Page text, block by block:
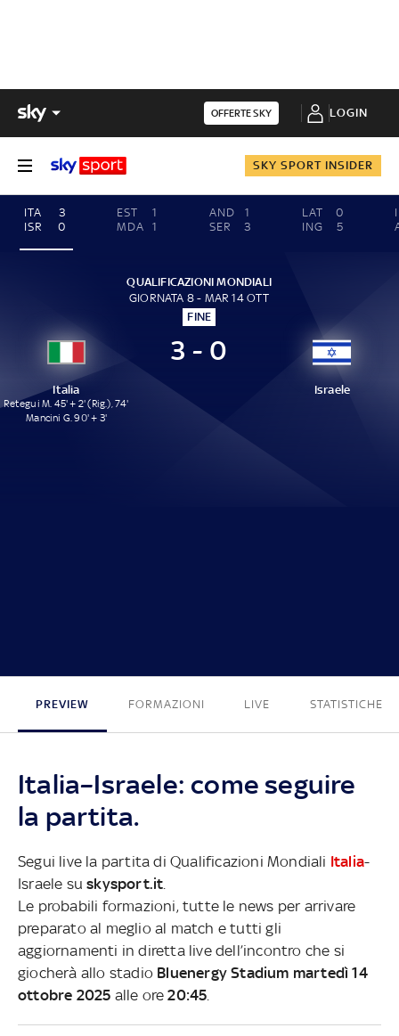
OFFERTE SKY LOGIN
SKY SPORT INSIDER
ITA
3
ISR
0
EST
1
MDA
1
AND
1
SER
3
LAT
0
ING
5
QUALIFICAZIONI MONDIALI
GIORNATA 8 - MAR 14 OTT
FINE
Italia
Retegui M. 45' + 2' (Rig.), 74'
Mancini G. 90' + 3'
3 - 0
Israele
PREVIEW FORMAZIONI LIVE STATISTICHE
Italia–Israele: come seguire
la partita.
Segui live la partita di Qualificazioni Mondiali Italia-
Israele suskysport.it
Le probabili formazioni, tutte le news per arrivare
preparato al meglio al match e tutti gli
aggiornamenti in diretta live dell’incontro che si
giocherà allo stadio Bluenergy Stadium martedì 14
ottobre 2025 alle ore20:45